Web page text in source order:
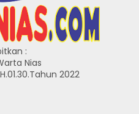
:
Nias
2022